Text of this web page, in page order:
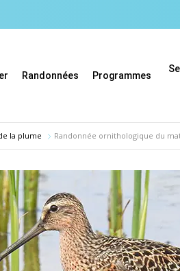
Randonnées Programmes
la plume Randonnée ornithologique du